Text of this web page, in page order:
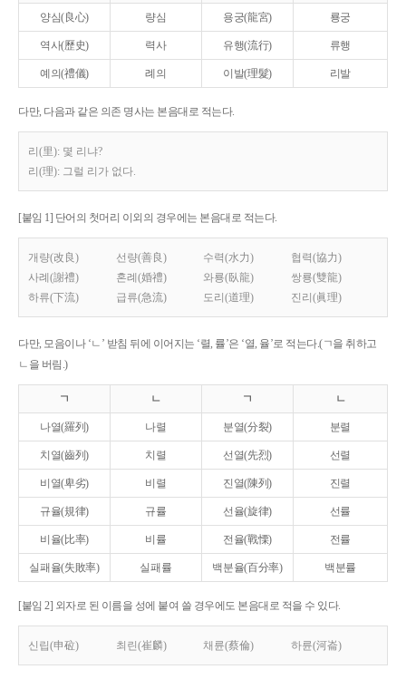
양심(良心) 량심 용궁(龍宮) 룡궁
역사(歷史) 력사 유행(流行) 류행
예의(禮儀) 례의 이발(理髮) 리발
다만, 다음과 같은 의존 명사는 본음대로 적는다.
리(里): 몇 리냐?
리(理): 그럴 리가 없다.
[붙임 1] 단어의 첫머리 이외의 경우에는 본음대로 적는다.
개량(改良) 선량(善良) 수력(水力)
협력(協力)
사례(謝禮)
혼례(婚禮) 와룡(臥龍)
쌍룡(雙龍)
하류(下流)
급류(急流) 도리(道理) 진리(眞理)
다만, 모음이나 ‘ㄴ’ 받침 뒤에 이어지는 ‘렬, 률’은 ‘열, 율’로 적는다.(ㄱ을 취하고
ㄴ을 버림.)
ㄱ ㄴ ㄱ ㄴ
나열(羅列) 나렬 분열(分裂) 분렬
치열(齒列) 치렬 선열(先烈) 선렬
비열(卑劣) 비렬 진열(陳列) 진렬
규율(規律) 규률 선율(旋律) 선률
비율(比率) 비률 전율(戰慄) 전률
실패율(失敗率) 실패률 백분율(百分率) 백분률
[붙임 2] 외자로 된 이름을 성에 붙여 쓸 경우에도 본음대로 적을 수 있다.
신립(申砬) 최린(崔麟) 채륜(蔡倫) 하륜(河崙)